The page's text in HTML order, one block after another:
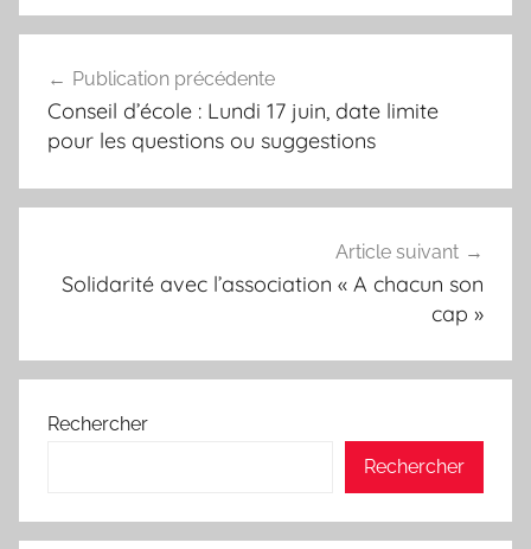
de
l’article
Publication précédente
Conseil d’école : Lundi 17 juin, date limite
pour les questions ou suggestions
Article suivant
Solidarité avec l’association « A chacun son
cap »
Rechercher
Rechercher